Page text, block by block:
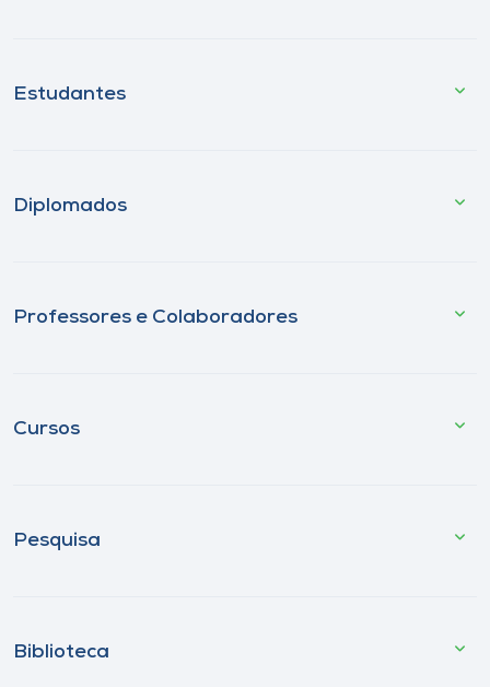
Estudantes
Diplomados
Professores e Colaboradores
Cursos
Pesquisa
Biblioteca